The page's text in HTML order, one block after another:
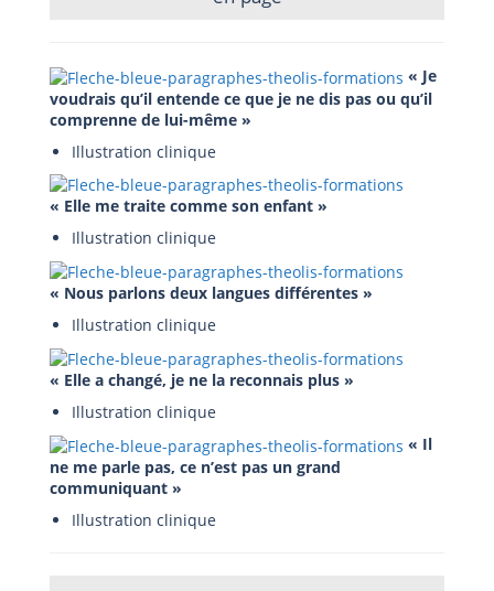
« Je
voudrais qu’il entende ce que je ne dis pas ou qu’il
comprenne de lui-même »
Illustration clinique
« Elle me traite comme son enfant »
Illustration clinique
« Nous parlons deux langues différentes »
Illustration clinique
« Elle a changé, je ne la reconnais plus »
Illustration clinique
« Il
ne me parle pas, ce n’est pas un grand
communiquant »
Illustration clinique